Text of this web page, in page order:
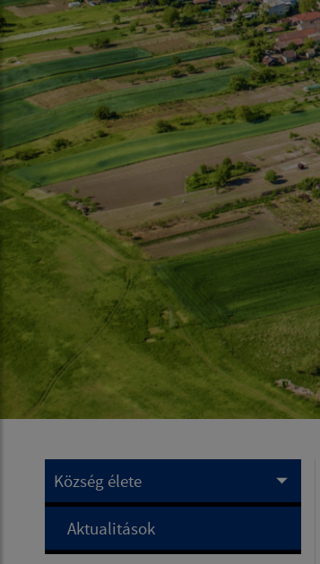
Község élete
Aktualitások